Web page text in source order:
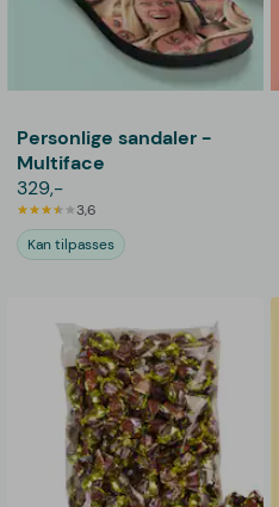
Personlige sandaler -
Multiface
329,-
3,6
Kan tilpasses